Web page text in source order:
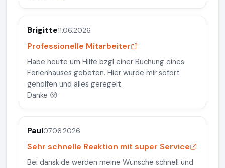
Brigitte11.06.2026
Professionelle Mitarbeiter
Habe heute um Hilfe bzgl einer Buchung eines
Ferienhauses gebeten. Hier wurde mir sofort
geholfen und alles geregelt.
Danke 😚
Paul07.06.2026
Sehr schnelle Reaktion mit super Service
Bei dansk.de werden meine Wünsche schnell und